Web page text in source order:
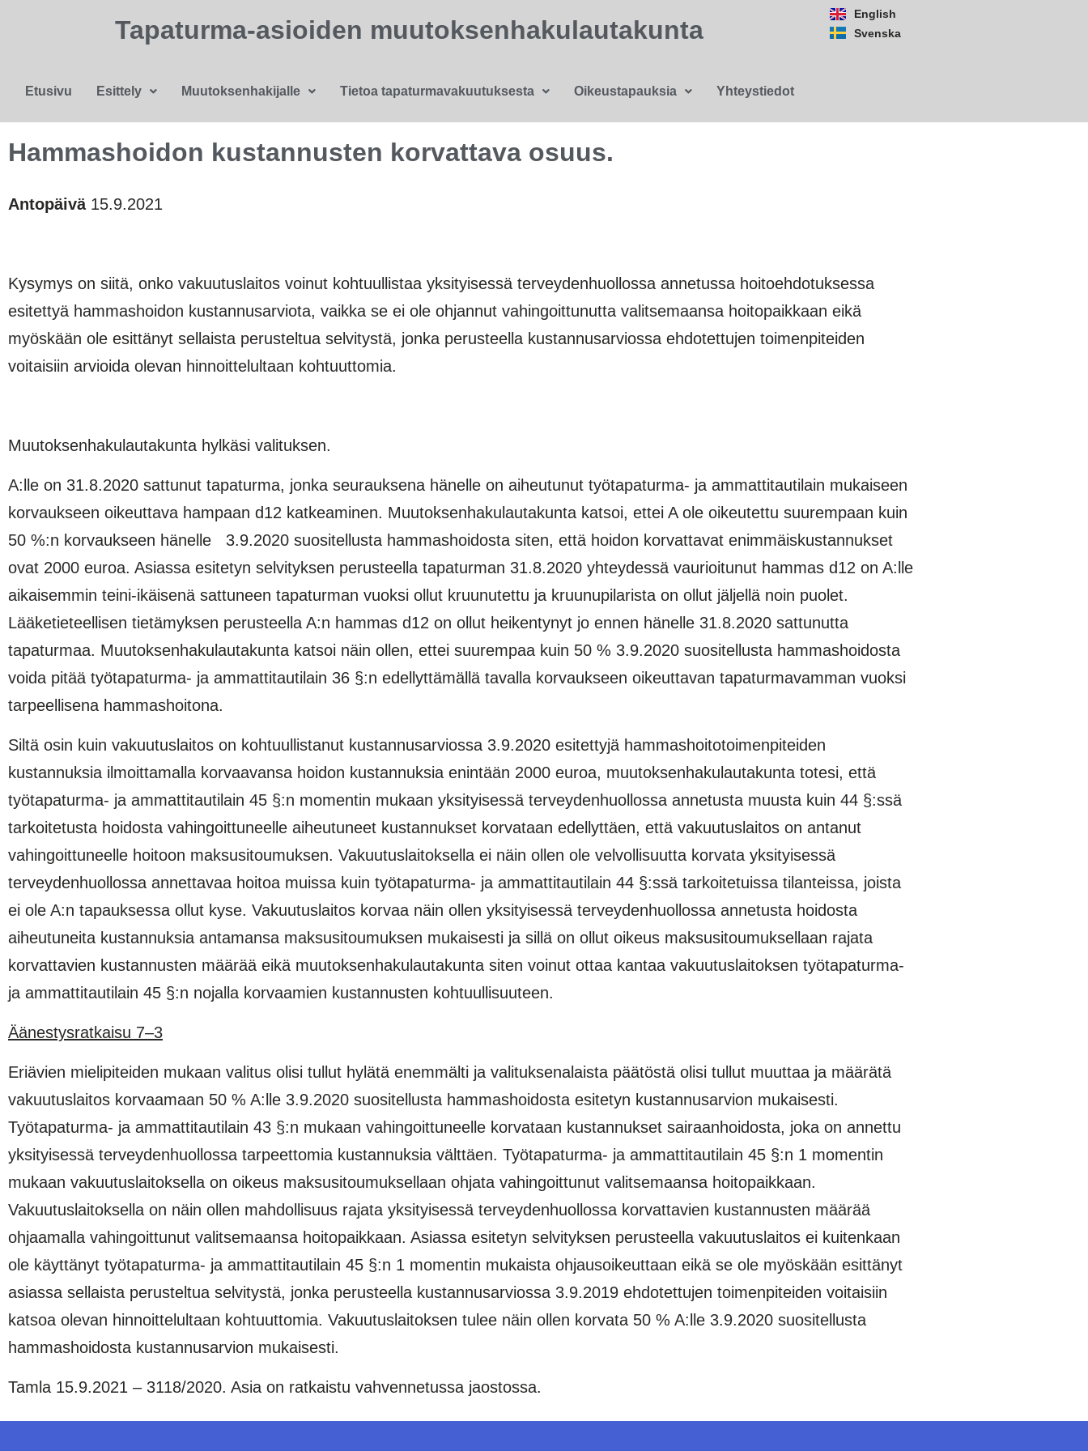
Tapaturma-asioiden muutoksenhakulautakunta
Etusivu Esittely Muutoksenhakijalle Tietoa tapaturmavakuutuksesta Oikeustapauksia Yhteystiedot
English
Svenska
Hammashoidon kustannusten korvattava osuus.
Antopäivä15.9.2021
Kysymys on siitä, onko vakuutuslaitos voinut kohtuullistaa yksityisessä terveydenhuollossa annetussa hoitoehdotuksessa
esitettyä hammashoidon kustannusarviota, vaikka se ei ole ohjannut vahingoittunutta valitsemaansa hoitopaikkaan eikä
myöskään ole esittänyt sellaista perusteltua selvitystä, jonka perusteella kustannusarviossa ehdotettujen toimenpiteiden
voitaisiin arvioida olevan hinnoittelultaan kohtuuttomia.
Muutoksenhakulautakunta hylkäsi valituksen.
A:lle on 31.8.2020 sattunut tapaturma, jonka seurauksena hänelle on aiheutunut työtapaturma- ja ammattitautilain mukaiseen
korvaukseen oikeuttava hampaan d12 katkeaminen. Muutoksenhakulautakunta katsoi, ettei A ole oikeutettu suurempaan kuin
50 %:n korvaukseen hänelle 3.9.2020 suositellusta hammashoidosta siten, että hoidon korvattavat enimmäiskustannukset
ovat 2000 euroa. Asiassa esitetyn selvityksen perusteella tapaturman 31.8.2020 yhteydessä vaurioitunut hammas d12 on A:lle
aikaisemmin teini-ikäisenä sattuneen tapaturman vuoksi ollut kruunutettu ja kruunupilarista on ollut jäljellä noin puolet.
Lääketieteellisen tietämyksen perusteella A:n hammas d12 on ollut heikentynyt jo ennen hänelle 31.8.2020 sattunutta
tapaturmaa. Muutoksenhakulautakunta katsoi näin ollen, ettei suurempaa kuin 50 % 3.9.2020 suositellusta hammashoidosta
voida pitää työtapaturma- ja ammattitautilain 36 §:n edellyttämällä tavalla korvaukseen oikeuttavan tapaturmavamman vuoksi
tarpeellisena hammashoitona.
Siltä osin kuin vakuutuslaitos on kohtuullistanut kustannusarviossa 3.9.2020 esitettyjä hammashoitotoimenpiteiden
kustannuksia ilmoittamalla korvaavansa hoidon kustannuksia enintään 2000 euroa, muutoksenhakulautakunta totesi, että
työtapaturma- ja ammattitautilain 45 §:n momentin mukaan yksityisessä terveydenhuollossa annetusta muusta kuin 44 §:ssä
tarkoitetusta hoidosta vahingoittuneelle aiheutuneet kustannukset korvataan edellyttäen, että vakuutuslaitos on antanut
vahingoittuneelle hoitoon maksusitoumuksen. Vakuutuslaitoksella ei näin ollen ole velvollisuutta korvata yksityisessä
terveydenhuollossa annettavaa hoitoa muissa kuin työtapaturma- ja ammattitautilain 44 §:ssä tarkoitetuissa tilanteissa, joista
ei ole A:n tapauksessa ollut kyse. Vakuutuslaitos korvaa näin ollen yksityisessä terveydenhuollossa annetusta hoidosta
aiheutuneita kustannuksia antamansa maksusitoumuksen mukaisesti ja sillä on ollut oikeus maksusitoumuksellaan rajata
korvattavien kustannusten määrää eikä muutoksenhakulautakunta siten voinut ottaa kantaa vakuutuslaitoksen työtapaturma-
ja ammattitautilain 45 §:n nojalla korvaamien kustannusten kohtuullisuuteen.
Äänestysratkaisu 7–3
Eriävien mielipiteiden mukaan valitus olisi tullut hylätä enemmälti ja valituksenalaista päätöstä olisi tullut muuttaa ja määrätä
vakuutuslaitos korvaamaan 50 % A:lle 3.9.2020 suositellusta hammashoidosta esitetyn kustannusarvion mukaisesti.
Työtapaturma- ja ammattitautilain 43 §:n mukaan vahingoittuneelle korvataan kustannukset sairaanhoidosta, joka on annettu
yksityisessä terveydenhuollossa tarpeettomia kustannuksia välttäen. Työtapaturma- ja ammattitautilain 45 §:n 1 momentin
mukaan vakuutuslaitoksella on oikeus maksusitoumuksellaan ohjata vahingoittunut valitsemaansa hoitopaikkaan.
Vakuutuslaitoksella on näin ollen mahdollisuus rajata yksityisessä terveydenhuollossa korvattavien kustannusten määrää
ohjaamalla vahingoittunut valitsemaansa hoitopaikkaan. Asiassa esitetyn selvityksen perusteella vakuutuslaitos ei kuitenkaan
ole käyttänyt työtapaturma- ja ammattitautilain 45 §:n 1 momentin mukaista ohjausoikeuttaan eikä se ole myöskään esittänyt
asiassa sellaista perusteltua selvitystä, jonka perusteella kustannusarviossa 3.9.2019 ehdotettujen toimenpiteiden voitaisiin
katsoa olevan hinnoittelultaan kohtuuttomia. Vakuutuslaitoksen tulee näin ollen korvata 50 % A:lle 3.9.2020 suositellusta
hammashoidosta kustannusarvion mukaisesti.
Tamla 15.9.2021 – 3118/2020. Asia on ratkaistu vahvennetussa jaostossa.